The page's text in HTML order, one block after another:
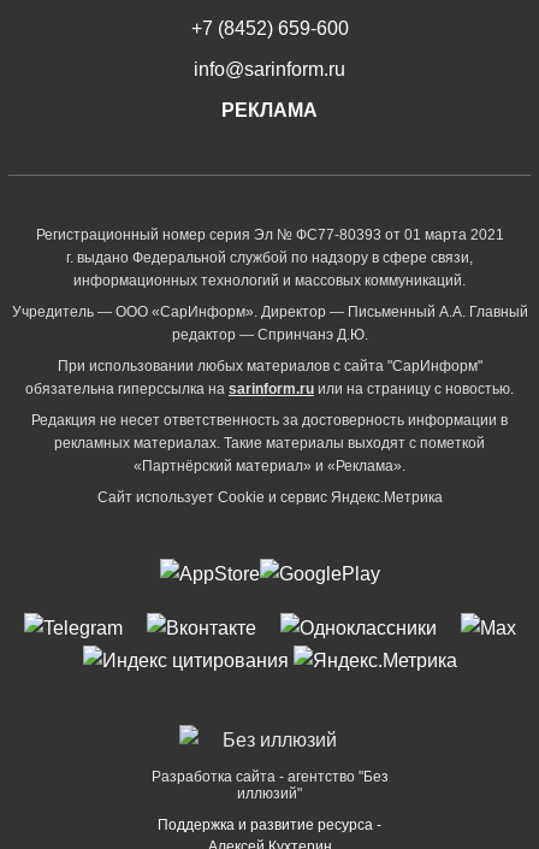
+7 (8452) 659-600
info@sarinform.ru
РЕКЛАМА
Регистрационный номер серия Эл № ФС77-80393 от 01 марта 2021
г. выдано Федеральной службой по надзору в сфере связи,
информационных технологий и массовых коммуникаций.
Учредитель — ООО «СарИнформ». Директор — Письменный А.А. Главный
редактор — Спринчанэ Д.Ю.
При использовании любых материалов с сайта "СарИнформ"
обязательна гиперссылка на sarinform.ru или на страницу с новостью.
Редакция не несет ответственность за достоверность информации в
рекламных материалах. Такие материалы выходят с пометкой
«Партнёрский материал» и «Реклама».
Сайт использует Cookie и сервиc Яндекс.Метрика
Разработка сайта - агентство "Без
иллюзий"
Поддержка и развитие ресурса -